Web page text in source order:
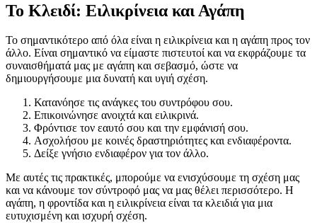
Το Κλειδί: Ειλικρίνεια και Αγάπη
Το σημαντικότερο από όλα είναι η ειλικρίνεια και η αγάπη προς τον
άλλο. Είναι σημαντικό να είμαστε πιστευτοί και να εκφράζουμε τα
συναισθήματά μας με αγάπη και σεβασμό, ώστε να
δημιουργήσουμε μια δυνατή και υγιή σχέση.
Κατανόησε τις ανάγκες του συντρόφου σου.
Επικοινώνησε ανοιχτά και ειλικρινά.
Φρόντισε τον εαυτό σου και την εμφάνισή σου.
Ασχολήσου με κοινές δραστηριότητες και ενδιαφέροντα.
Δείξε γνήσιο ενδιαφέρον για τον άλλο.
Με αυτές τις πρακτικές, μπορούμε να ενισχύσουμε τη σχέση μας
και να κάνουμε τον σύντροφό μας να μας θέλει περισσότερο. Η
αγάπη, η φροντίδα και η ειλικρίνεια είναι τα κλειδιά για μια
ευτυχισμένη και ισχυρή σχέση.